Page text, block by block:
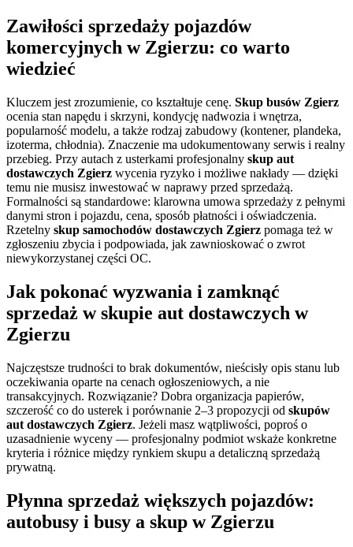
Zawiłości sprzedaży pojazdów
komercyjnych w Zgierzu: co warto
wiedzieć
Kluczem jest zrozumienie, co kształtuje cenę. Skup busów Zgierz
ocenia stan napędu i skrzyni, kondycję nadwozia i wnętrza,
popularność modelu, a także rodzaj zabudowy (kontener, plandeka,
izoterma, chłodnia). Znaczenie ma udokumentowany serwis i realny
przebieg. Przy autach z usterkami profesjonalny skup aut
dostawczych Zgierz wycenia ryzyko i możliwe nakłady — dzięki
temu nie musisz inwestować w naprawy przed sprzedażą.
Formalności są standardowe: klarowna umowa sprzedaży z pełnymi
danymi stron i pojazdu, cena, sposób płatności i oświadczenia.
Rzetelny skup samochodów dostawczych Zgierz pomaga też w
zgłoszeniu zbycia i podpowiada, jak zawnioskować o zwrot
niewykorzystanej części OC.
Jak pokonać wyzwania i zamknąć
sprzedaż wskupie aut dostawczych w
Zgierzu
Najczęstsze trudności to brak dokumentów, nieścisły opis stanu lub
oczekiwania oparte na cenach ogłoszeniowych, a nie
transakcyjnych. Rozwiązanie? Dobra organizacja papierów,
szczerość co do usterek i porównanie 2–3 propozycji od skupów
aut dostawczych Zgierz. Jeżeli masz wątpliwości, poproś o
uzasadnienie wyceny — profesjonalny podmiot wskaże konkretne
kryteria i różnice między rynkiem skupu a detaliczną sprzedażą
prywatną.
Płynna sprzedaż większych pojazdów:
autobusy i busy a skup w Zgierzu